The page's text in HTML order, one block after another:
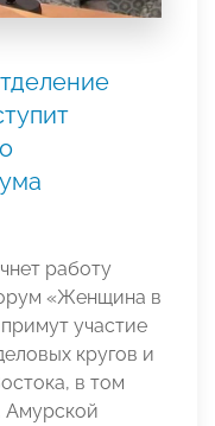
работу
«Женщина в
участие
кругов и
в том
Амурской